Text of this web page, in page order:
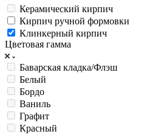
Керамический кирпич
Кирпич ручной формовки
Клинкерный кирпич
Цветовая гамма
Баварская кладка/Флэш
Белый
Бордо
Ваниль
Графит
Красный